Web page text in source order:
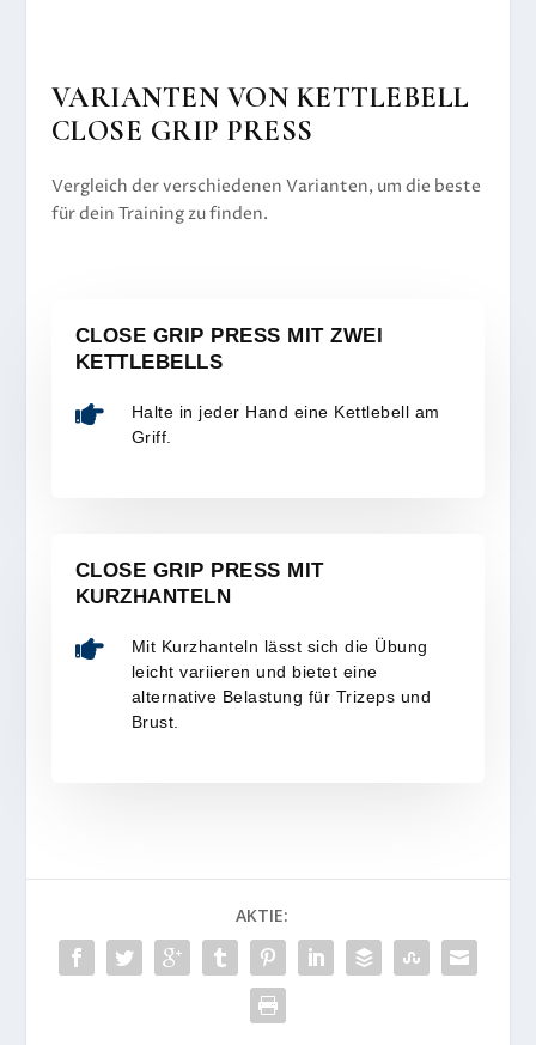
VARIANTEN VON KETTLEBELL
CLOSE GRIP PRESS
Vergleich der verschiedenen Varianten, um die beste
für dein Training zu finden.
CLOSE GRIP PRESS MIT ZWEI
KETTLEBELLS

Halte in jeder Hand eine Kettlebell am
Griff.
CLOSE GRIP PRESS MIT
KURZHANTELN

Mit Kurzhanteln lässt sich die Übung
leicht variieren und bietet eine
alternative Belastung für Trizeps und
Brust.
AKTIE: